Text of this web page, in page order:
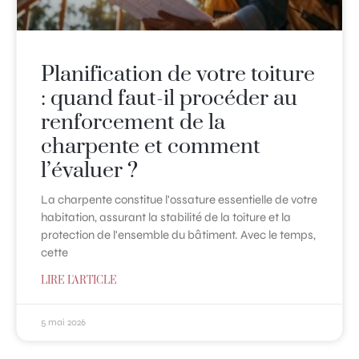
Planification de votre toiture
: quand faut-il procéder au
renforcement de la
charpente et comment
l’évaluer ?
La charpente constitue l'ossature essentielle de votre
habitation, assurant la stabilité de la toiture et la
protection de l'ensemble du bâtiment. Avec le temps,
cette
LIRE L'ARTICLE
5 mai 2026